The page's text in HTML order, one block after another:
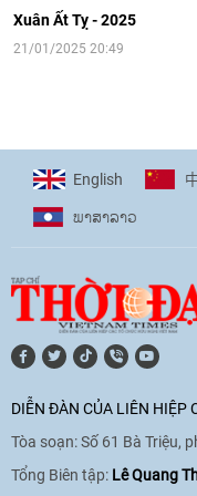
16:58|10/06/2026
17:07|09/06/2026
11:01 |09/06/2026
Xuân Ất Tỵ - 2025
21/01/2025 20:49
English
ພາ​ສາ​ລາວ
DIỄN ĐÀN CỦA LIÊN HIỆP
Tòa soạn: Số 61 Bà Triệu,
Tổng Biên tập: Lê Quang